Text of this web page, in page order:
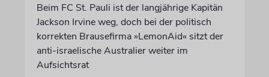
Beim FC St. Pauli ist der langjährige Kapitän
Jackson Irvine weg, doch bei der politisch
korrekten Brausefirma »LemonAid« sitzt der
anti-israelische Australier weiter im
Aufsichtsrat